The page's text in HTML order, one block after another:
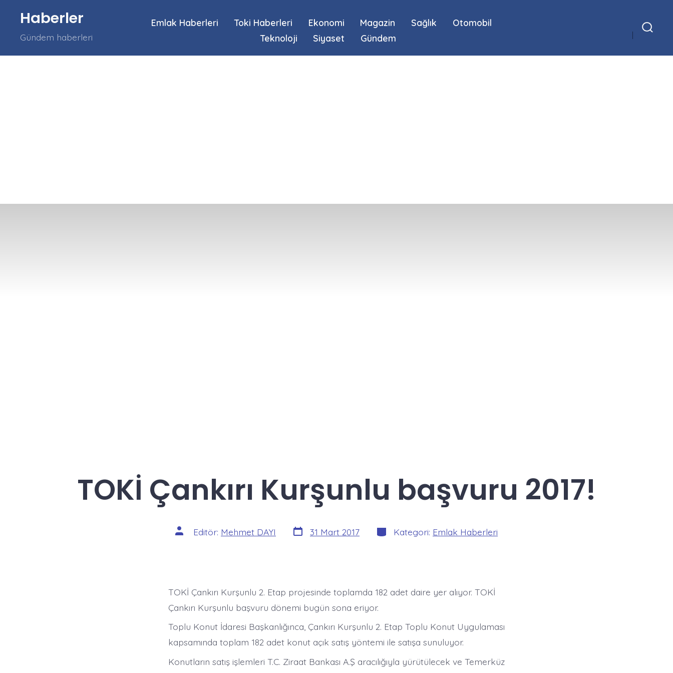
Arama
Göster/Gizle
Haberler
Gündem haberleri
Emlak Haberleri Toki Haberleri Ekonomi Magazin Sağlık
Otomobil
Teknoloji
Siyaset Gündem
TOKİ Çankırı Kurşunlu başvuru 2017!
Yazının
yazarı
Editör: Mehmet DAYI Yazı
tarihi
31 Mart 2017 Kategoriler
Kategori: Emlak Haberleri
TOKİ Çankırı Kurşunlu 2. Etap projesinde toplamda 182 adet daire yer alıyor. TOKİ
Çankırı Kurşunlu başvuru dönemi bugün sona eriyor.
Toplu Konut İdaresi Başkanlığınca, Çankırı Kurşunlu 2. Etap Toplu Konut Uygulaması
kapsamında toplam 182 adet konut açık satış yöntemi ile satışa sunuluyor.
Konutların satış işlemleri T.C. Ziraat Bankası A.Ş aracılığıyla yürütülecek ve Temerküz